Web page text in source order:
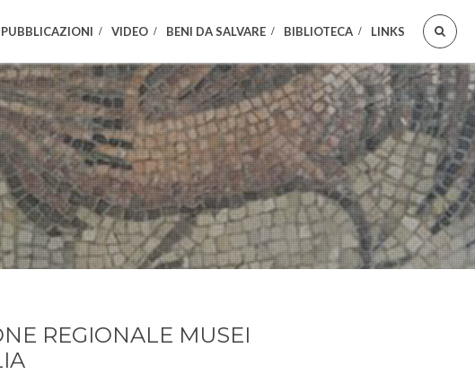
PUBBLICAZIONI VIDEO BENI DA SALVARE BIBLIOTECA LINKS
REGIONALE MUSEI